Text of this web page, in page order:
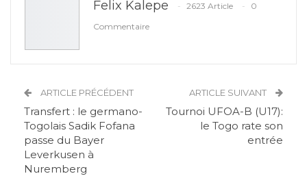
Felix Kalepe 2623 Article
0
Commentaire
ARTICLE PRÉCÉDENT
Transfert : le germano-
Togolais Sadik Fofana
passe du Bayer
Leverkusen à
Nuremberg
ARTICLE SUIVANT
Tournoi UFOA-B (U17):
le Togo rate son
entrée